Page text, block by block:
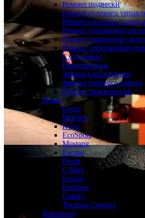
Ремонт подвески
Ремонт рулевого
Ремонт системы
Ремонт топливной
Ремонт тормозной
Ремонт
Сход-развал
Шиномонтаж
Замена катализатора
Замена лобового стекла
Ремонт трансмиссии
Цены
Focus
Mondeo
Kuga
EcoSport
Mustang
Escape
Fiesta
C-Max
Fusion
Explorer
Galaxy
Tourneo Connect
Контакты